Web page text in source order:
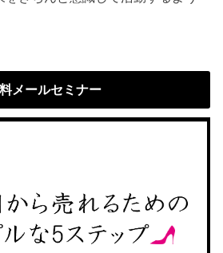
メールセミナー